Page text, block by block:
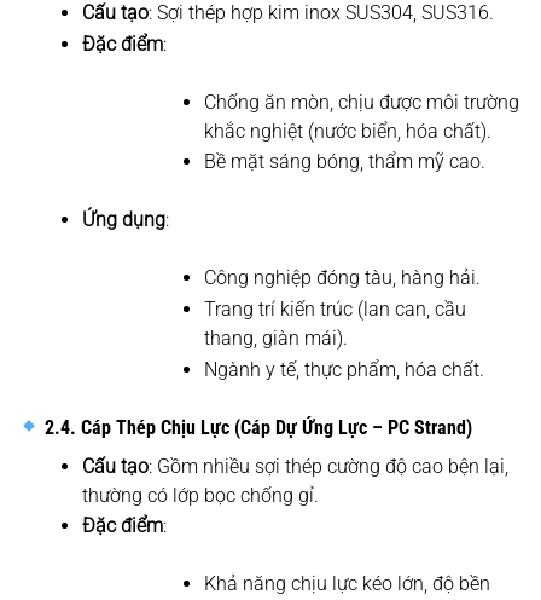
Cấu tạo: Sợi thép hợp kim inox SUS304, SUS316.
Đặc điểm:
Chống ăn mòn, chịu được môi trường
khắc nghiệt (nước biển, hóa chất).
Bề mặt sáng bóng, thẩm mỹ cao.
Ứng dụng:
Công nghiệp đóng tàu, hàng hải.
Trang trí kiến trúc (lan can, cầu
thang, giàn mái).
Ngành y tế, thực phẩm, hóa chất.
2.4. Cáp Thép Chịu Lực (Cáp Dự Ứng Lực – PC Strand)
Cấu tạo: Gồm nhiều sợi thép cường độ cao bện lại,
thường có lớp bọc chống gỉ.
Đặc điểm:
Khả năng chịu lực kéo lớn, độ bền